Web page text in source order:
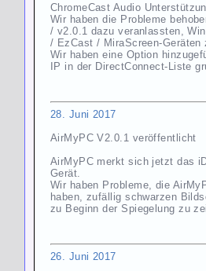
ChromeCast Audio
Wir haben die Probleme
/ v2.0.1 dazu veranlassten,
/ EzCast / MiraScreen-Geräten
Wir haben eine Option
IP in der DirectConnect-Liste
28. Juni 2017
AirMyPC V2.0.1 veröffentlicht
AirMyPC merkt sich jetzt das
Gerät.
Wir haben Probleme, die
haben, zufällig schwarzen
zu Beginn der Spiegelung zu
26. Juni 2017